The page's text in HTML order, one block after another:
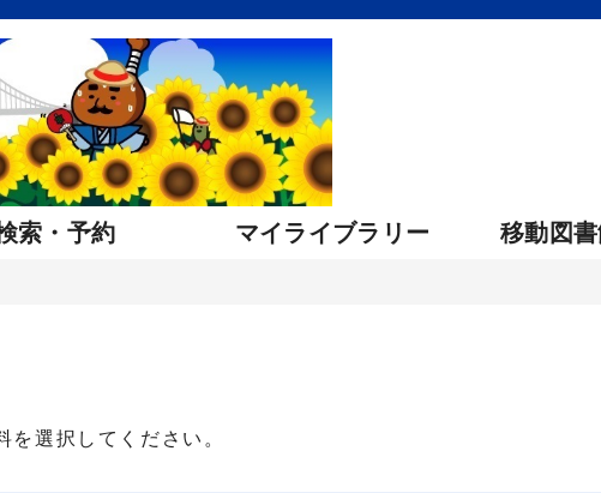
索・予約 マイライブラリー 移動図
選択してください。